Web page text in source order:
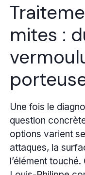
mites :
Une fois le
question
options varient
attaques, la
l’élément